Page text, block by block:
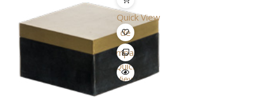
Quick View
Lista
de
Desejo
Comparar
Quick
View